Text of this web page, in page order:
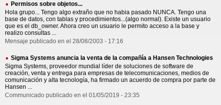
Permisos sobre objetos...
Hola grupo... Tengo algo extraño que no habia pasado NUNCA. Tengo una
base de datos, con tablas y procedimientos...(algo normal). Existe un usuario
que es el db_owner. Ahora creo un usuario le permito acceso a la base y
realizo consultas ...
Mensaje publicado en el 28/08/2003 - 17:16
Sigma Systems anuncia la venta de la compañía a Hansen Technologies
Sigma Systems, proveedor mundial líder de soluciones de software de
creación, venta y entrega para empresas de telecomunicaciones, medios de
comunicación y alta tecnología, ha firmado un acuerdo de compra por parte de
Hansen ...
Communicado publicado en el 01/05/2019 - 23:35